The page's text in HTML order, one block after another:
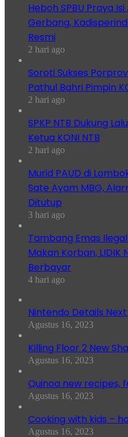
Heboh SPBU Praya
Gerbang,
Resmi
2 hari ago
Soroti Sukses
Pathul Bahri Pimpin
2 hari ago
SPKP NTB Dukung
Ketua KONI NTB
2 hari ago
Murid PAUD di
Sate Ayam MBG,
Ditutup
3 hari ago
Tambang Emas
Makan Korban, LIDIK
Berbayar
4 hari ago
Nintendo Details
Agustus 16, 2023
Killing Floor 2 New
Agustus 16, 2023
Quinoa new recipes,
Agustus 16, 2023
Cooking with kids –
Agustus 16, 2023